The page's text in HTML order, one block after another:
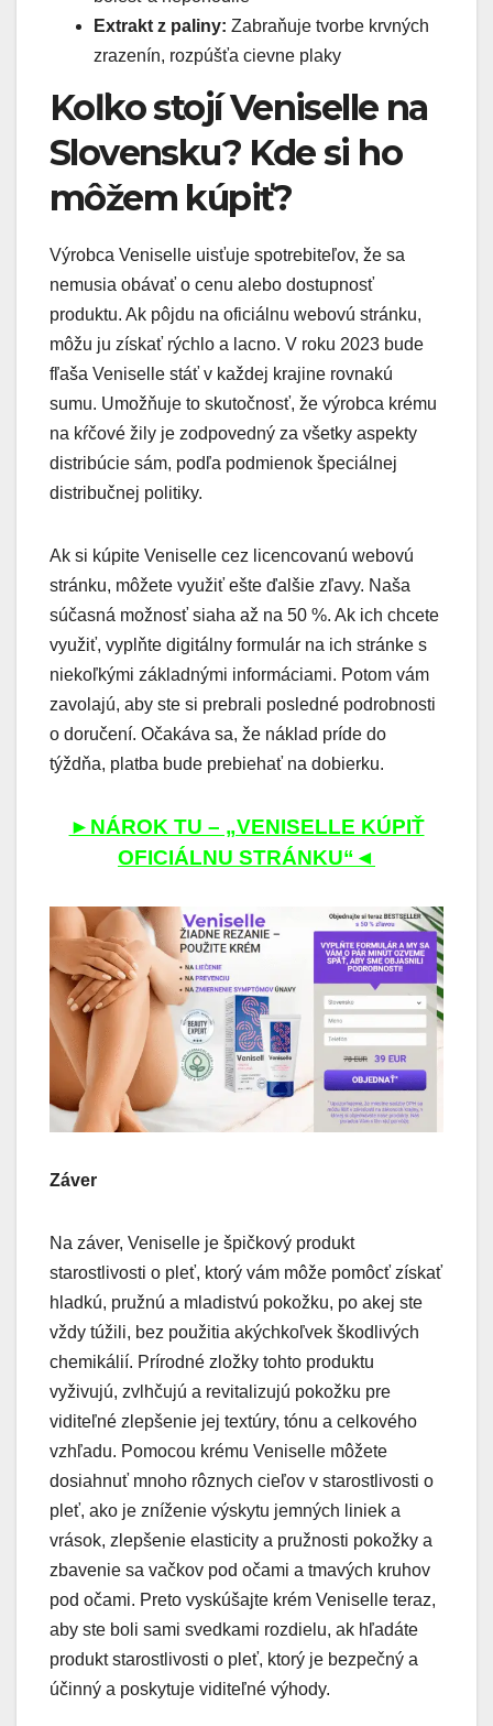
Extrakt z paliny: Zabraňuje tvorbe krvných
zrazenín, rozpúšťa cievne plaky
Koľko stojí Veniselle na
Slovensku? Kde si ho
môžem kúpiť?
Výrobca Veniselle uisťuje spotrebiteľov, že sa
nemusia obávať o cenu alebo dostupnosť
produktu. Ak pôjdu na oficiálnu webovú stránku,
môžu ju získať rýchlo a lacno. V roku 2023 bude
fľaša Veniselle stáť v každej krajine rovnakú
sumu. Umožňuje to skutočnosť, že výrobca krému
na kŕčové žily je zodpovedný za všetky aspekty
distribúcie sám, podľa podmienok špeciálnej
distribučnej politiky.
Ak si kúpite Veniselle cez licencovanú webovú
stránku, môžete využiť ešte ďalšie zľavy. Naša
súčasná možnosť siaha až na 50 %. Ak ich chcete
využiť, vyplňte digitálny formulár na ich stránke s
niekoľkými základnými informáciami. Potom vám
zavolajú, aby ste si prebrali posledné podrobnosti
o doručení. Očakáva sa, že náklad príde do
týždňa, platba bude prebiehať na dobierku.
►NÁROK TU – „VENISELLE KÚPIŤ
OFICIÁLNU STRÁNKU“◄
Záver
Na záver, Veniselle je špičkový produkt
starostlivosti o pleť, ktorý vám môže pomôcť získať
hladkú, pružnú a mladistvú pokožku, po akej ste
vždy túžili, bez použitia akýchkoľvek škodlivých
chemikálií. Prírodné zložky tohto produktu
vyživujú, zvlhčujú a revitalizujú pokožku pre
viditeľné zlepšenie jej textúry, tónu a celkového
vzhľadu. Pomocou krému Veniselle môžete
dosiahnuť mnoho rôznych cieľov v starostlivosti o
pleť, ako je zníženie výskytu jemných liniek a
vrások, zlepšenie elasticity a pružnosti pokožky a
zbavenie sa vačkov pod očami a tmavých kruhov
pod očami. Preto vyskúšajte krém Veniselle teraz,
aby ste boli sami svedkami rozdielu, ak hľadáte
produkt starostlivosti o pleť, ktorý je bezpečný a
účinný a poskytuje viditeľné výhody.